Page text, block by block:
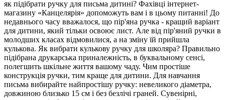
як підібрати ручку для письма дитині? Фахівці інтернет-
магазину «Канцелярія» допоможуть вам і в цьому питанні! До
недавнього часу вважалося, що пір'яна ручка - кращий варіант
для дитини, який тільки освоює лист. Але від пір'яний ручки в
молодших класах відмовилися, а на зміну їй прийшла
кулькова. Як вибрати кулькову ручку для школяра? Правильно
підібрана друкарська приналежність, в буквальному сенсі,
полегшить шкільне життя вашому чаду. Чим простіше
конструкція ручки, тим краще для дитини. Для навчання
письма вибирайте найпростішу ручку: невеликого діаметра,
довжиною близько 15 см і без безлічі граней. Сувенірні,